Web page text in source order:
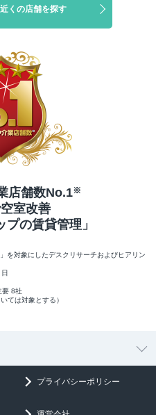
くの店舗を探す
店舗数No.1※
室改善
プの賃貸管理」
を対象にしたデスクリサーチおよびヒアリン
要 8社
ては対象とする）
プライバシーポリシー